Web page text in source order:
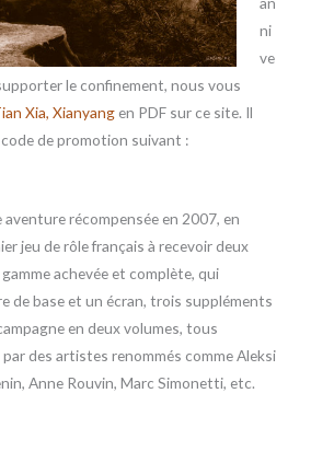
ni
ve
le confinement, nous vous
Xia, Xianyang en PDF sur ce site. Il
de promotion suivant :
aventure récompensée en 2007, en
jeu de rôle français à recevoir deux
achevée et complète, qui
de base et un écran, trois suppléments
en deux volumes, tous
des artistes renommés comme Aleksi
Anne Rouvin, Marc Simonetti, etc.